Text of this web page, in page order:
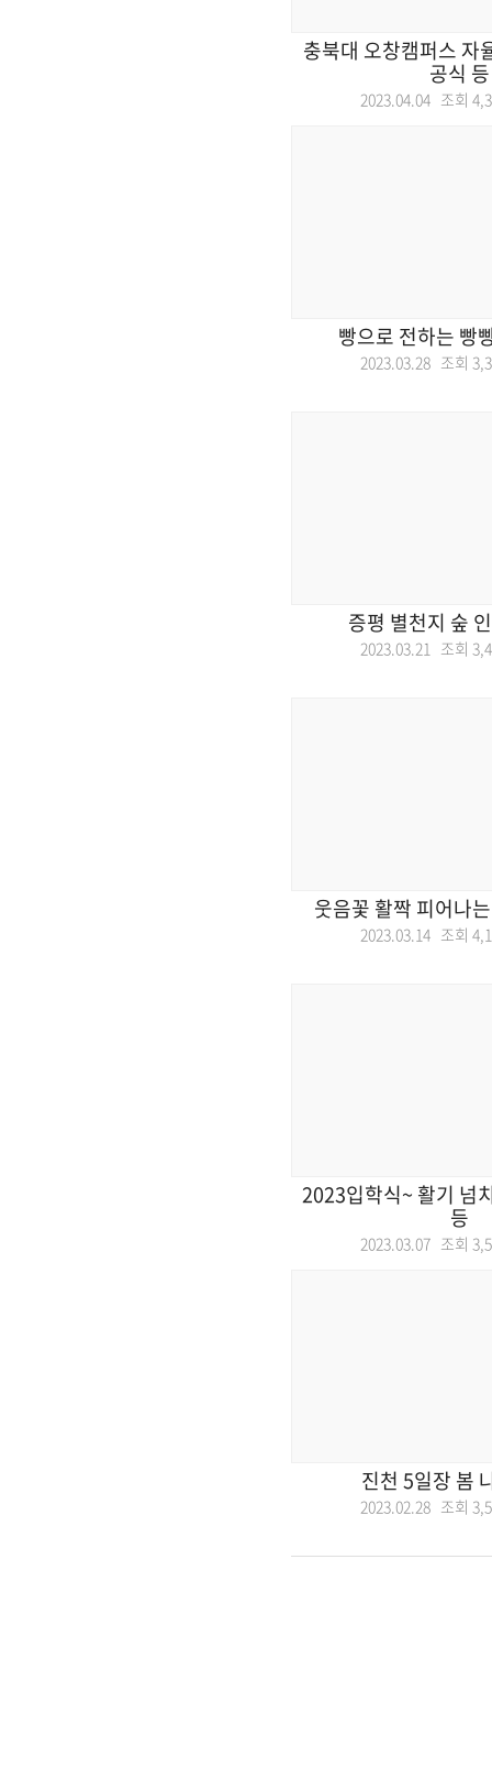
충북대 오창캠퍼스 자
공식 등
2023.04.04 조회
빵으로 전하는 빵
2023.03.28 조회
증평 별천지 숲
2023.03.21 조회
웃음꽃 활짝 피어나
2023.03.14 조회
2023입학식~ 활기 넘
등
2023.03.07 조회
진천 5일장 봄
2023.02.28 조회